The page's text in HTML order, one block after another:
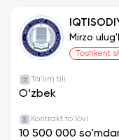
Mirzo
Toshkent
Ta'lim tili
O‘zbek
Kontrakt to'lovi
10 500 000